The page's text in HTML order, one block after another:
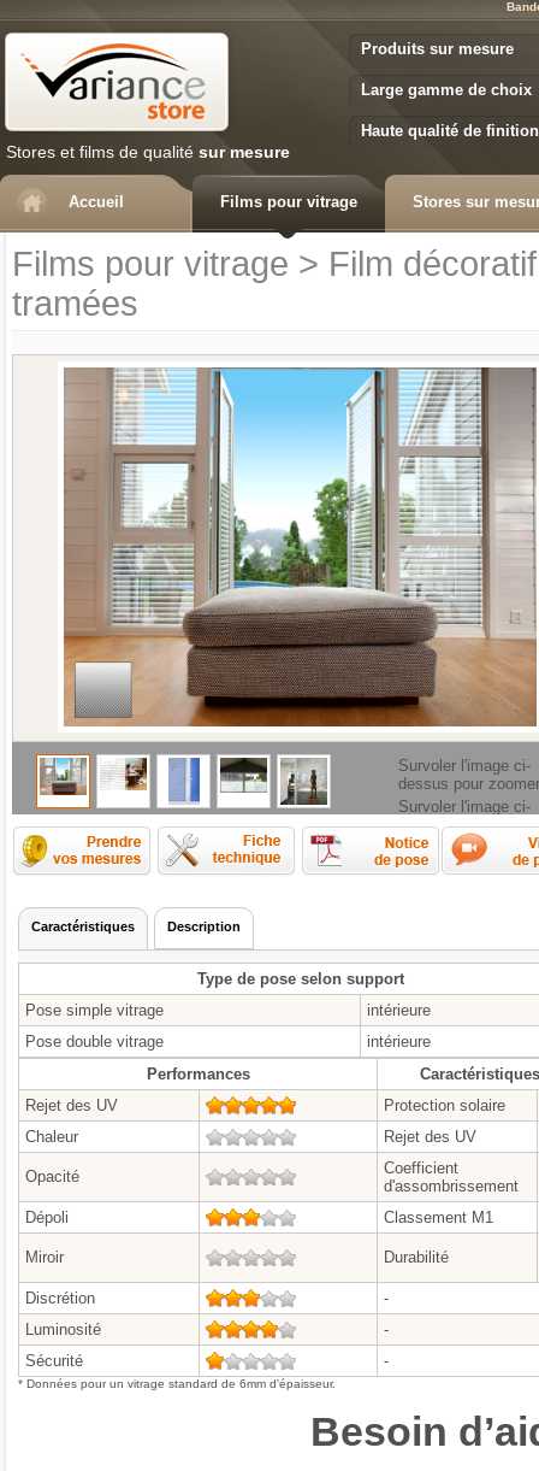
Stores et films de qualité sur mesure
Produits sur mesure
Large gamme de choix
Haute qualité de finition
Accueil Films pour vitrage Stores sur
Films pour vitrage > Film décoratif
tramées
Survoler l'image ci-
dessus pour zoomer
Survoler l'image ci-
dessus pour zoomer
Comment prendre les mesures ?
Fiche technique
Caractéristiques Description
Type de pose selon support
Pose simple vitrage
intérieure
Pose double vitrage
intérieure
Performances
Caractéristiques
Rejet des UV
Protection solaire
Chaleur
Rejet des UV
Opacité
Coefficient
d'assombrissement
Dépoli
Classement M1
Miroir Durabilité
Discrétion
-
Luminosité
-
Sécurité
-
* Données pour un vitrage standard de 6mm d'épaisseur.
Besoin